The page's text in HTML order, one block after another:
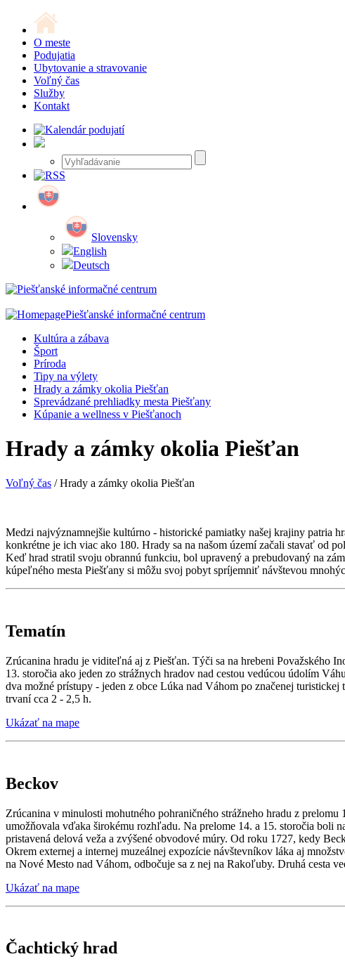
O meste
Podujatia
Ubytovanie a stravovanie
Voľný čas
Služby
Kontakt
Slovensky
English
Deutsch
Piešťanské informačné centrum
Kultúra a zábava
Šport
Príroda
Tipy na výlety
Hrady a zámky okolia Piešťan
Sprevádzané prehliadky mesta Piešťany
Kúpanie a wellness v Piešťanoch
Hrady a zámky okolia Piešťan
Voľný čas / Hrady a zámky okolia Piešťan
Medzi najvýznamnejšie kultúrno - historické pamiatky našej krajiny patria
konkrétne je ich viac ako 180. Hrady sa na našom území začali stavať od
Keď hrad stratil svoju obrannú funkciu, bol upravený a prebudovaný na
kúpeľného mesta Piešťany si môžu svoj pobyt spríjemniť návštevou
Tematín
Zrúcanina hradu je viditeľná aj z Piešťan. Týči sa na hrebeni Považského
13. storočia ako jeden zo strážnych hradov nad cestou vedúcou údolím
dva možné prístupy - jeden z obce Lúka nad Váhom po značenej
trvaní cca 2 - 2,5 h.
Ukázať na mape
Beckov
Zrúcanina v minulosti mohutného pohraničného strážneho hradu z
umožňovala vďaka širokému rozhľadu. Na prelome 14. a 15. storočia boli
pristavená delová veža a zvýšené obvodové múry. Od roku 1727, kedy
Okrem externej a internej muzeálnej expozície návštevníkov láka aj
na Nové Mesto nad Váhom, odbočuje sa z nej na Rakoľuby. Druhá cesta
Ukázať na mape
Čachtický hrad